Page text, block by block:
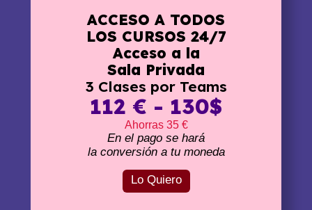
ACCESO A TODOS
LOS CURSOS 24/7
Acceso a la
Sala Privada
3 Clases por Teams
112 € - 130$
Ahorras 35 €
En el pago se hará
la conversión a tu moneda
Lo Quiero